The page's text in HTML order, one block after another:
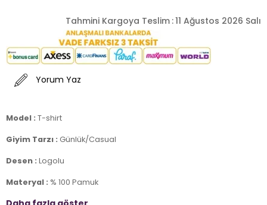
Tahmini Kargoya Teslim :11 Ağustos 2026 Salı
Yorum Yaz
Model : T-shirt
Giyim Tarzı : Günlük/Casual
Desen : Logolu
Materyal : % 100 Pamuk